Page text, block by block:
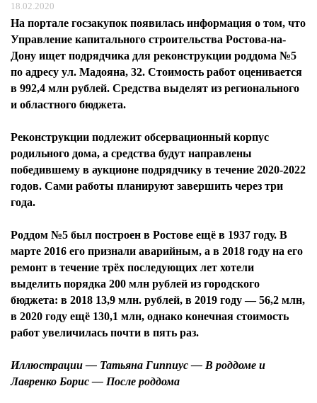
18.02.2020
На портале госзакупок появилась информация о том, что
Управление капитального строительства Ростова-на-
Дону ищет подрядчика для реконструкции роддома №5
по адресу ул. Мадояна, 32. Стоимость работ оценивается
в 992,4 млн рублей. Средства выделят из регионального
и областного бюджета.
Реконструкции подлежит обсервационный корпус
родильного дома, а средства будут направлены
победившему в аукционе подрядчику в течение 2020-2022
годов. Сами работы планируют завершить через три
года.
Роддом №5 был построен в Ростове ещё в 1937 году. В
марте 2016 его признали аварийным, а в 2018 году на его
ремонт в течение трёх последующих лет хотели
выделить порядка 200 млн рублей из городского
бюджета: в 2018 13,9 млн. рублей, в 2019 году — 56,2 млн,
в 2020 году ещё 130,1 млн, однако конечная стоимость
работ увеличилась почти в пять раз.
Иллюстрации — Татьяна Гиппиус — В роддоме и
Лавренко Борис — После роддома